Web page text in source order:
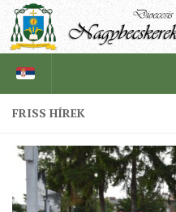
PÜSPÖK
TÖRTÉNELEM
FRISS HÍREK